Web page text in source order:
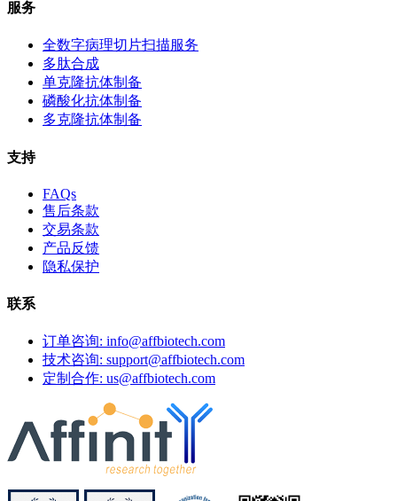
服务
全数字病理切片扫描服务
多肽合成
单克隆抗体制备
磷酸化抗体制备
多克隆抗体制备
支持
FAQs
售后条款
交易条款
产品反馈
隐私保护
联系
订单咨询: info@affbiotech.com
技术咨询: support@affbiotech.com
定制合作: us@affbiotech.com